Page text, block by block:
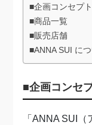
■企画コンセプト
■商品一覧
■販売店舗
■ANNA SUI に
■企画コンセ
「ANNA SUI